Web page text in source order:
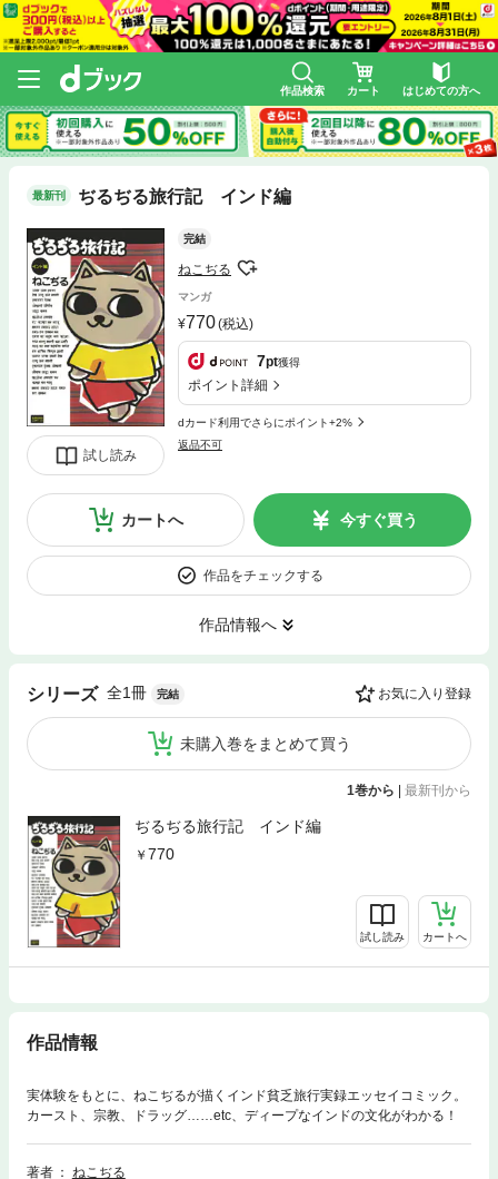
作品検索 カート はじめての方へ
最新刊 ぢるぢる旅行記 インド編
試し読み
完結
ねこぢる
マンガ
770(税込)
7pt獲得
ポイント詳細
dカード利用でさらにポイント+2%
返品不可
カートへ 今すぐ買う
作品をチェックする
作品情報へ
シリーズ 全1冊 完結 お気に入り登録
未購入巻をまとめて買う
1巻から | 最新刊から
ぢるぢる旅行記 インド編
770
試し読み カートへ
作品情報
実体験をもとに、ねこぢるが描くインド貧乏旅行実録エッセイコミック。
カースト、宗教、ドラッグ……etc、ディープなインドの文化がわかる！
著者
ねこぢる